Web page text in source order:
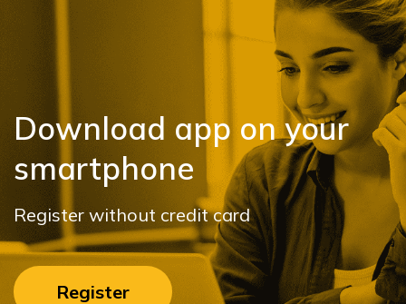
Download app on your
smartphone
Register without credit card
Register